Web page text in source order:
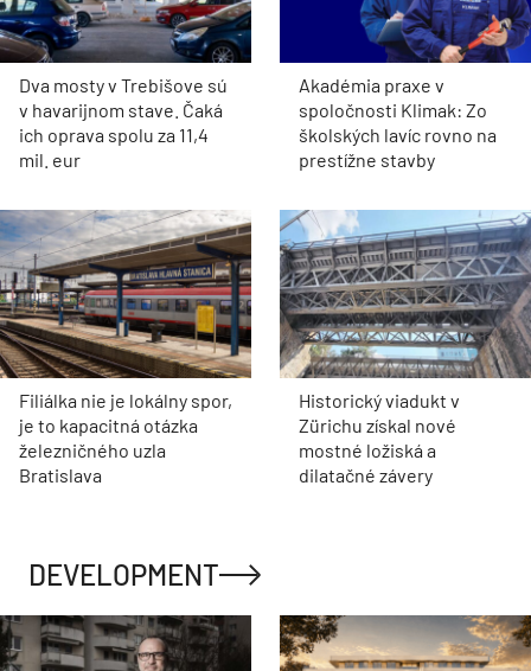
Dva mosty v Trebišove sú
v havarijnom stave. Čaká
ich oprava spolu za 11,4
mil. eur
Akadémia praxe v
spoločnosti Klimak: Zo
školských lavíc rovno na
prestížne stavby
Filiálka nie je lokálny spor,
je to kapacitná otázka
železničného uzla
Bratislava
Historický viadukt v
Zürichu získal nové
mostné ložiská a
dilatačné závery
DEVELOPMENT